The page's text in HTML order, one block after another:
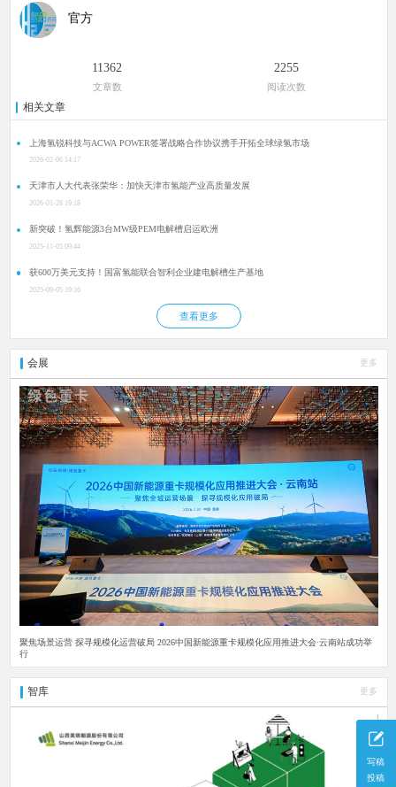
写稿
投稿
官方
11362
文章数
2255
阅读次数
相关文章
上海氢锐科技与ACWA POWER签署战略合作协议携手开拓全球绿氢市场
2026-02-06 14:17
天津市人大代表张荣华：加快天津市氢能产业高质量发展
2026-01-28 19:18
新突破！氢辉能源3台MW级PEM电解槽启运欧洲
2025-11-05 09:44
获600万美元支持！国富氢能联合智利企业建电解槽生产基地
2025-09-05 19:16
查看更多
会展 更多
聚焦场景运营 探寻规模化运营破局 2026中国新能源重卡规模化应用推进大会·云南站成功举
行
智库 更多